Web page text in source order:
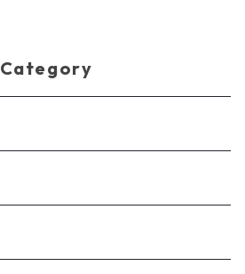
Category